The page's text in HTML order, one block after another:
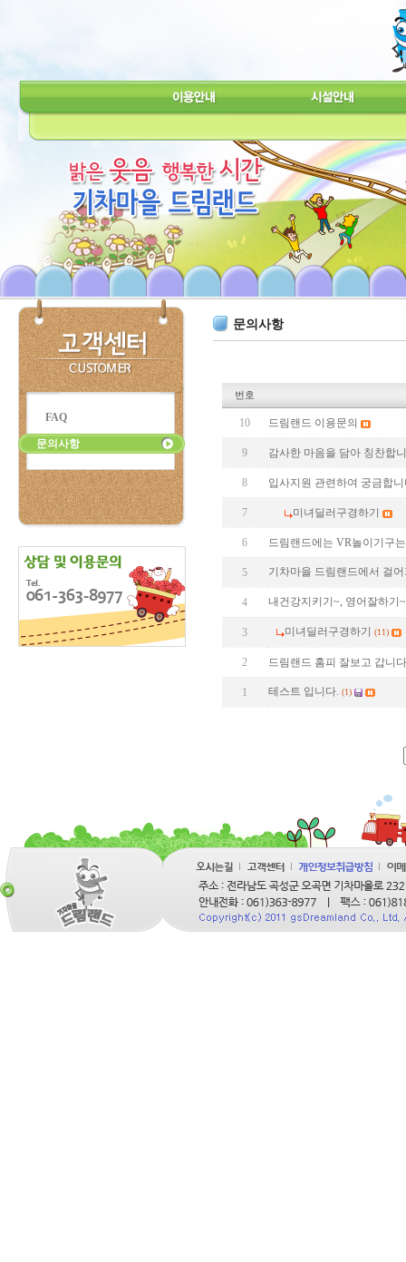
FAQ
문의사항
문의사항
번호
10 드림랜드 이용문의
9 감사한 마음을 담아 칭찬합
8 입사지원 관련하여 궁금합
7 미녀딜러구경하기
6 드림랜드에는 VR놀이기구
5 기차마을 드림랜드에서 걸
4 내건강지키기~, 영어잘하기~
3 미녀딜러구경하기 (11)
2 드림랜드 홈피 잘보고 갑니
1 테스트 입니다. (1)